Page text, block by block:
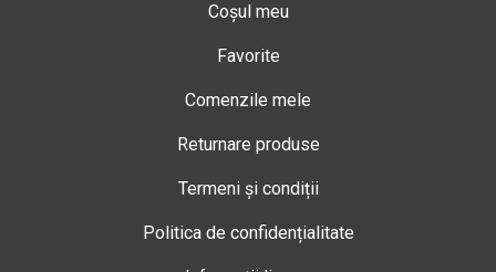
Coșul meu
Favorite
Comenzile mele
Returnare produse
Termeni și condiții
Politica de confidențialitate